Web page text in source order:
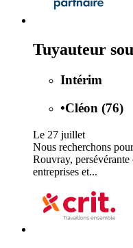
Tuyauteur
Intérim
•Cléon (76)
Le 27 juillet
Nous recherchons
Rouvray,
entreprises et...